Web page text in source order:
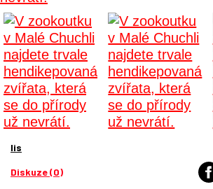
lis
Diskuze (0)